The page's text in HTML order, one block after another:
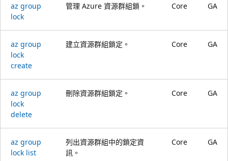
az group
lock
管理 Azure 資源群組鎖。 Core GA
az group
lock
create
建立資源群組鎖定。 Core GA
az group
lock
delete
刪除資源群組鎖定。 Core GA
az group
lock list
列出資源群組中的鎖定資
訊。
Core GA